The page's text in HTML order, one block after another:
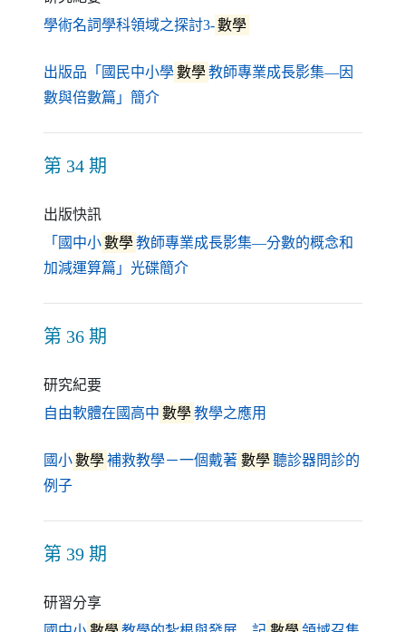
學術名詞學科領域之探討3-數學
出版品「國民中小學數學教師專業成長影集—因
數與倍數篇」簡介（另開新視窗）
第 34 期
出版快訊
「國中小數學教師專業成長影集—分數的概念和
加減運算篇」光碟簡介（另開新視窗）
第 36 期
研究紀要
自由軟體在國高中 數學教學之應用
國小數學補救教學－一個戴著 數學 聽診器問診的
例子（另開新視窗）
第 39 期
研習分享